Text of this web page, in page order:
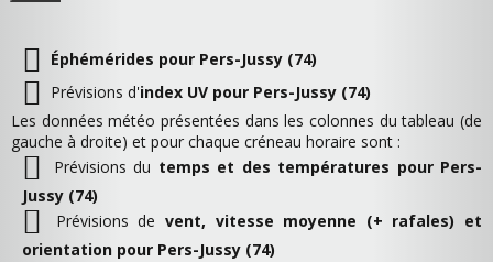
Éphémérides pour Pers-Jussy (74)
Prévisions d'index UV pour Pers-Jussy (74)
Les données météo présentées dans les colonnes du tableau (de
gauche à droite) et pour chaque créneau horaire sont :
Prévisions du temps et des températures pour Pers-
Jussy (74)
Prévisions de vent, vitesse moyenne (+ rafales) et
orientation pour Pers-Jussy (74)